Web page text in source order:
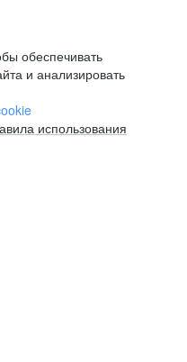
обеспечивать
и анализировать
использования